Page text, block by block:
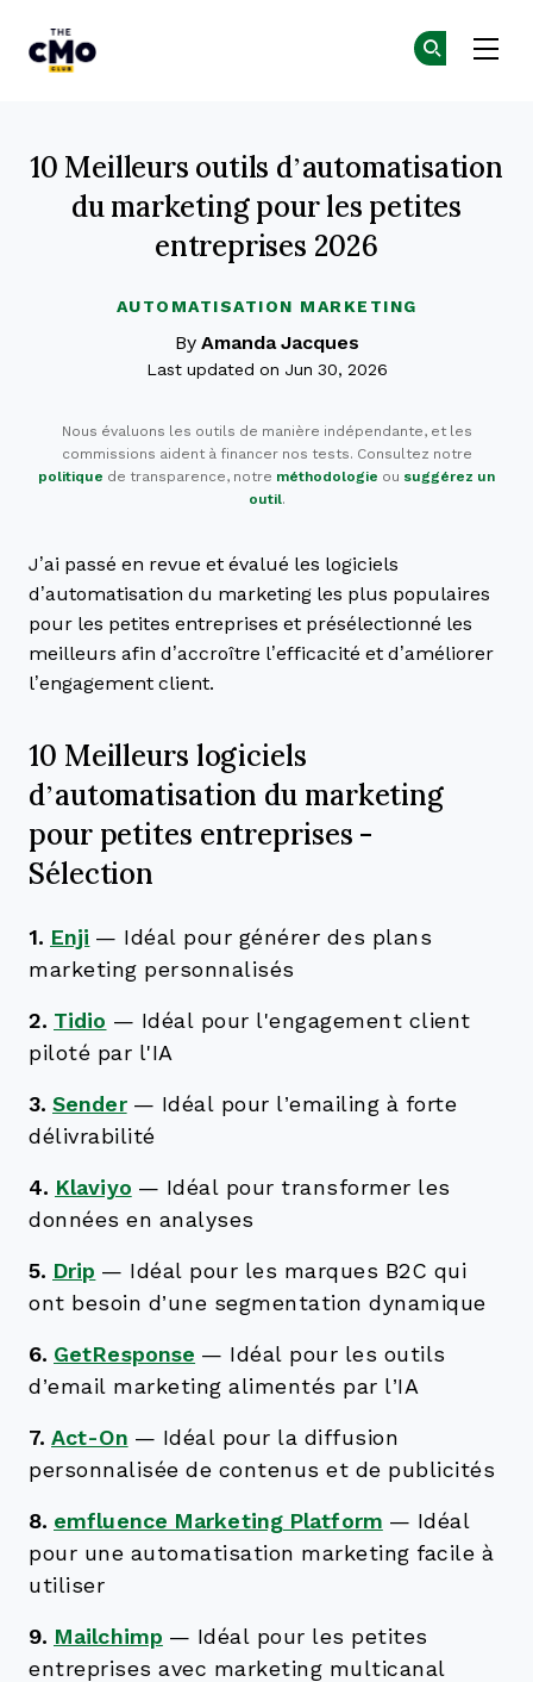
AUTOMATISATION MARKETING
10 Meilleurs outils d’automatisation
du marketing pour les petites
entreprises 2026
By Amanda Jacques
Last updated on Jun 30, 2026
Nous évaluons les outils de manière indépendante, et les
commissions aident à financer nos tests. Consultez notre
politique de transparence, notre méthodologie ou suggérez un
outil.
J’ai passé en revue et évalué les logiciels
d’automatisation du marketing les plus populaires
pour les petites entreprises et présélectionné les
meilleurs afin d’accroître l’efficacité et d’améliorer
l’engagement client.
10 Meilleurs logiciels
d’automatisation du marketing
pour petites entreprises -
Sélection
1. Enji — Idéal pour générer des plans
marketing personnalisés
2. Tidio — Idéal pour l'engagement client
piloté par l'IA
3. Sender — Idéal pour l’emailing à forte
délivrabilité
4. Klaviyo — Idéal pour transformer les
données en analyses
5. Drip — Idéal pour les marques B2C qui
ont besoin d’une segmentation dynamique
6. GetResponse — Idéal pour les outils
d’email marketing alimentés par l’IA
7. Act-On — Idéal pour la diffusion
personnalisée de contenus et de publicités
8. emfluence Marketing Platform — Idéal
pour une automatisation marketing facile à
utiliser
9. Mailchimp — Idéal pour les petites
entreprises avec marketing multicanal